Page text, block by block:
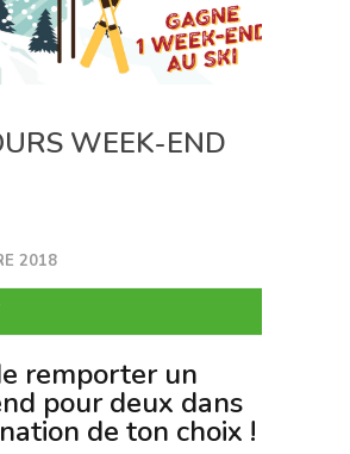
WEEK-END
2018
remporter un
pour deux dans
de ton choix !